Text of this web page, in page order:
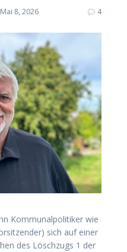
8, 2026 4
Kommunalpolitiker wie
sich auf einer
des Löschzugs 1 der